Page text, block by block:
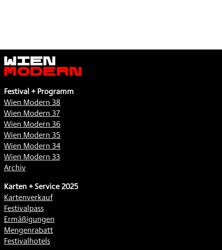
Wien
Modern
Festival + Programm
Wien Modern 38
Wien Modern 37
Wien Modern 36
Wien Modern 35
Wien Modern 34
Wien Modern 33
Archiv
Karten + Service 2025
Kartenverkauf
Festivalpass
Ermäßigungen
Mengenrabatt
Festivalhotels